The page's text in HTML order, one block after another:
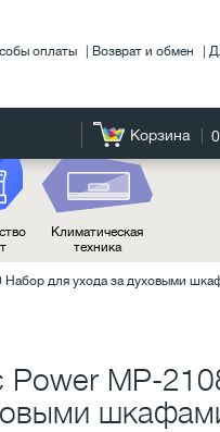
оплаты Возврат и обмен
Корзина 0
Климатическая
техника
Набор для ухода за духовыми
Power MP-